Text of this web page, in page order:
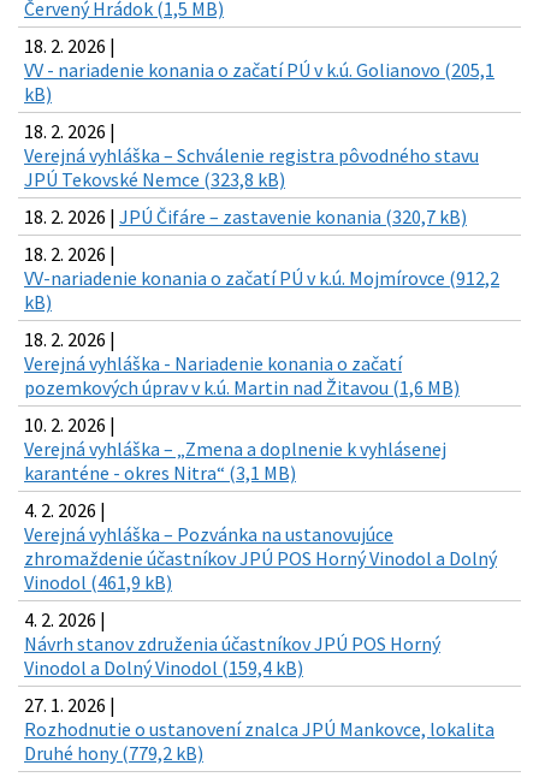
Červený Hrádok (1,5 MB)
18. 2. 2026 |
VV - nariadenie konania o začatí PÚ v k.ú. Golianovo (205,1
kB)
18. 2. 2026 |
Verejná vyhláška – Schválenie registra pôvodného stavu
JPÚ Tekovské Nemce (323,8 kB)
18. 2. 2026 | JPÚ Čifáre – zastavenie konania (320,7 kB)
18. 2. 2026 |
VV-nariadenie konania o začatí PÚ v k.ú. Mojmírovce (912,2
kB)
18. 2. 2026 |
Verejná vyhláška - Nariadenie konania o začatí
pozemkových úprav v k.ú. Martin nad Žitavou (1,6 MB)
10. 2. 2026 |
Verejná vyhláška – „Zmena a doplnenie k vyhlásenej
karanténe - okres Nitra“ (3,1 MB)
4. 2. 2026 |
Verejná vyhláška – Pozvánka na ustanovujúce
zhromaždenie účastníkov JPÚ POS Horný Vinodol a Dolný
Vinodol (461,9 kB)
4. 2. 2026 |
Návrh stanov združenia účastníkov JPÚ POS Horný
Vinodol a Dolný Vinodol (159,4 kB)
27. 1. 2026 |
Rozhodnutie o ustanovení znalca JPÚ Mankovce, lokalita
Druhé hony (779,2 kB)